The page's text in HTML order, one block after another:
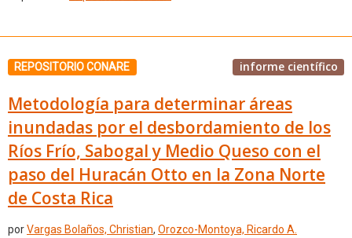
REPOSITORIO CONARE informe científico
Metodología para determinar áreas
inundadas por el desbordamiento de los
Ríos Frío, Sabogal y Medio Queso con el
paso del Huracán Otto en la Zona Norte
de Costa Rica
porVargas Bolaños, Christian, Orozco-Montoya, Ricardo A.